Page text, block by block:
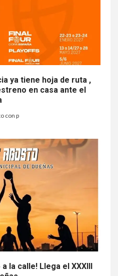
ya tiene hoja de ruta ,
en casa ante el
con p
la calle! Llega el XXXIII